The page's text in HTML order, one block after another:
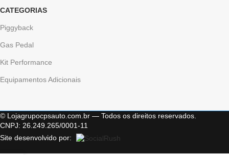
CATEGORIAS
Piggyback
Gas Pedal
Kit Performance
Equipamentos Adicionais
© Lojagrupocpsauto.com.br — Todos os direitos reservados.
CNPJ: 26.249.265/0001-11
Site desenvolvido por: